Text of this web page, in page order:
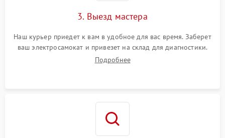
3. Выезд мастера
Наш курьер приедет к вам в удобное для вас время. Заберет
ваш электросамокат и привезет на склад для диагностики.
Подробнее